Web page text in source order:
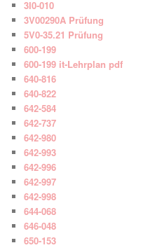
3I0-010
3V00290A Prüfung
5V0-35.21 Prüfung
600-199
600-199 it-Lehrplan pdf
640-816
640-822
642-584
642-737
642-980
642-993
642-996
642-997
642-998
644-068
646-048
650-153